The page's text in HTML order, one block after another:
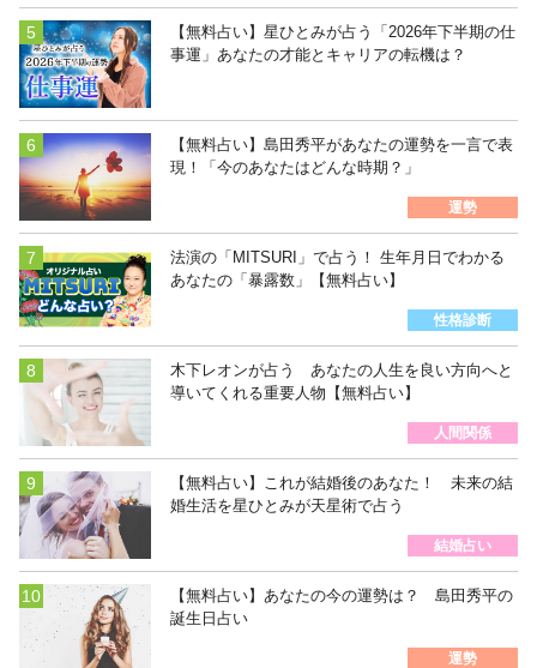
【無料占い】星ひとみが占う「2026年下半期の仕
事運」あなたの才能とキャリアの転機は？
【無料占い】島田秀平があなたの運勢を一言で表
現！「今のあなたはどんな時期？」
運勢
法演の「MITSURI」で占う！ 生年月日でわかる
あなたの「暴露数」【無料占い】
性格診断
木下レオンが占う あなたの人生を良い方向へと
導いてくれる重要人物【無料占い】
人間関係
【無料占い】これが結婚後のあなた！ 未来の結
婚生活を星ひとみが天星術で占う
結婚占い
【無料占い】あなたの今の運勢は？ 島田秀平の
誕生日占い
運勢